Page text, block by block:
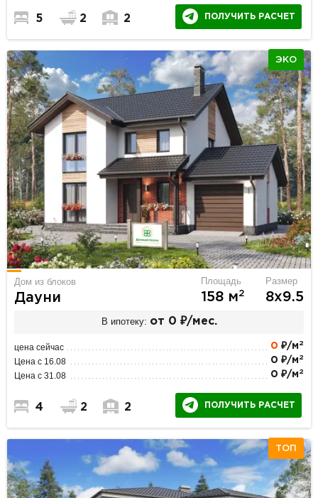
5 2 2 ПОЛУЧИТЬ РАСЧЕТ
ЭКО
Дом из блоков
Дауни
Площадь
158 м2
Размер
8х9.5
В ипотеку: от 0 ₽/мес.
цена сейчас 0 ₽/м 2
Цена с 16.08 0 ₽/м 2
Цена с 31.08 0 ₽/м 2
4 2 2 ПОЛУЧИТЬ РАСЧЕТ
ТОП